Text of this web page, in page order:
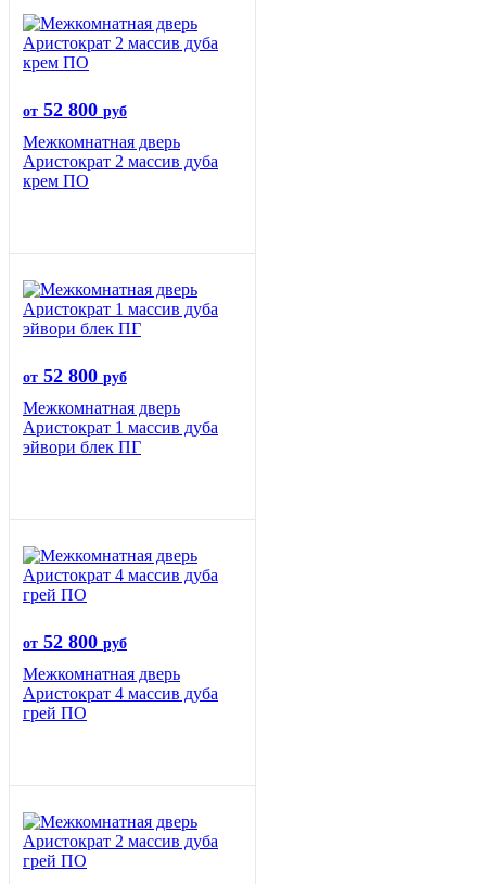
от 52 800 руб
Межкомнатная дверь
Аристократ 2 массив дуба
крем ПО
от 52 800 руб
Межкомнатная дверь
Аристократ 1 массив дуба
эйвори блек ПГ
от 52 800 руб
Межкомнатная дверь
Аристократ 4 массив дуба
грей ПО